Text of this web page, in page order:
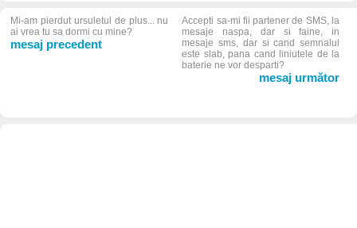
Mi-am pierdut ursuletul de plus... nu
ai vrea tu sa dormi cu mine?
mesaj precedent
Accepti sa-mi fii partener de SMS, la
mesaje naspa, dar si faine, in
mesaje sms, dar si cand semnalul
este slab, pana cand liniutele de la
baterie ne vor desparti?
mesaj următor